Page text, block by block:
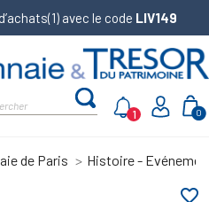
avec le code LIV149
0
1
de Paris Histoire -
favorite_border